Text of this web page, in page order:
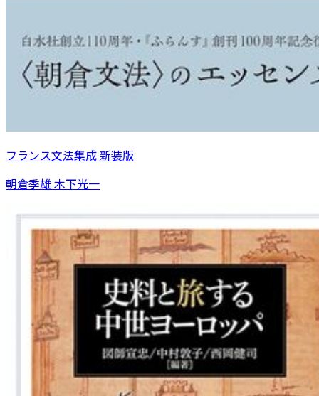
フランス文法集成 新装版
朝倉季雄 木下光一